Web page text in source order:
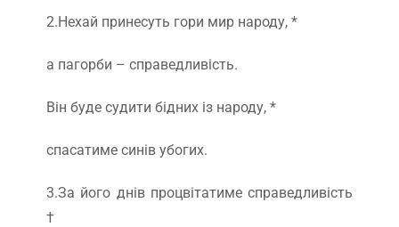
2.Нехай принесуть гори мир народу, *
а пагорби – справедливість.
Він буде судити бідних із народу, *
спасатиме синів убогих.
3.За його днів процвітатиме справедливість
†